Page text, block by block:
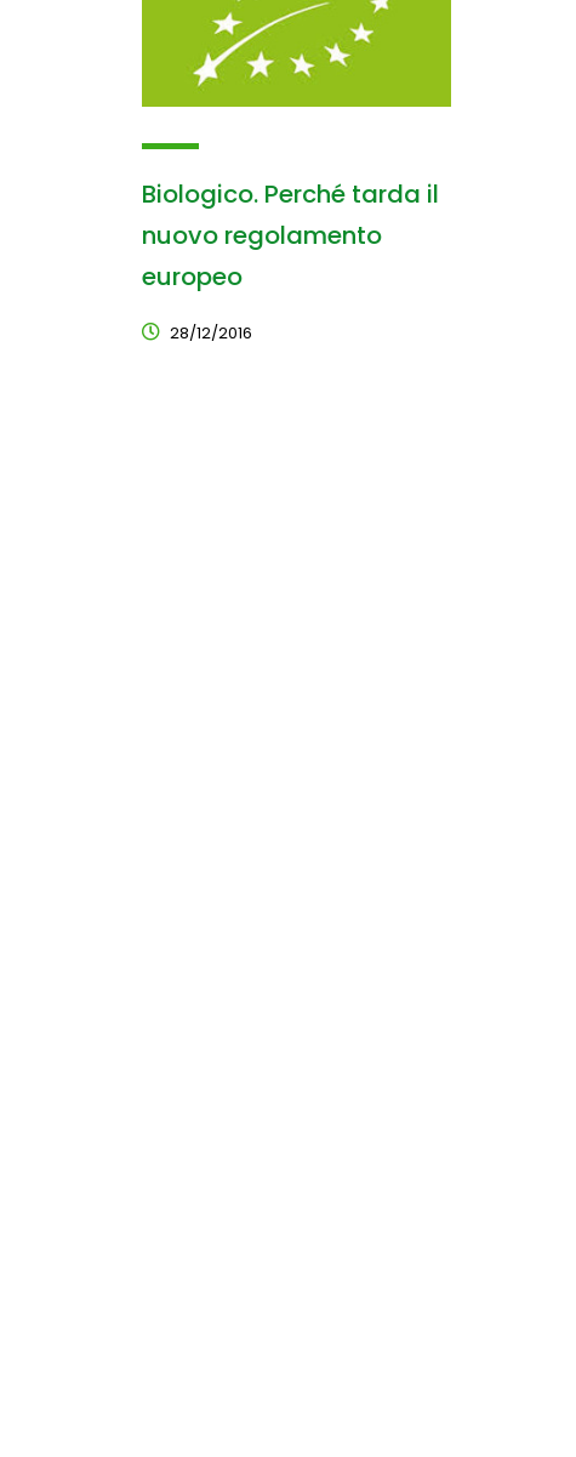
Biologico. Perché tarda il
nuovo regolamento
europeo
28/12/2016